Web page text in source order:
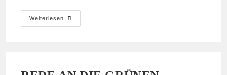
Weiterlesen
Einladung:
Solidarische